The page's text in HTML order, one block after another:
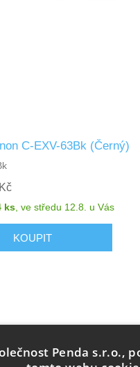
C-EXV-63Bk (Černý)
ks,ve středu 12.8. u Vás
Penda s.r.o.,